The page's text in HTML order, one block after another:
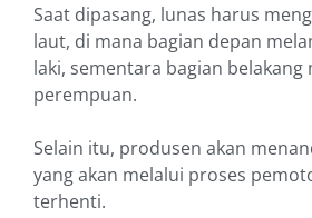
Saat dipasang, lunas harus
laut, di mana bagian depan
laki, sementara bagian belakang
perempuan.
Selain itu, produsen akan
yang akan melalui proses
terhenti.